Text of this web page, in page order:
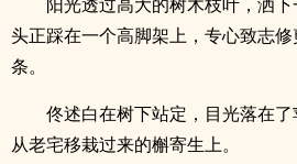
头正踩在一个高脚架上，专心致志
条。
佟述白在树下站定，目光落在
从老宅移栽过来的槲寄生上。